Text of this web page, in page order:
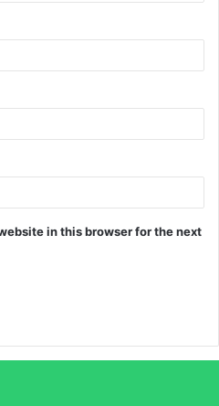
in this browser for the next